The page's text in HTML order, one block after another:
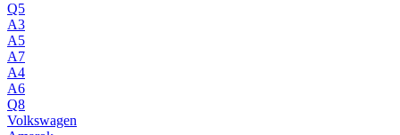
Q5
A3
A5
A7
A4
A6
Q8
Volkswagen